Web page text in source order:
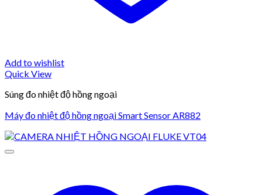
Add to wishlist
Quick View
Súng đo nhiệt độ hồng ngoại
Máy đo nhiệt độ hồng ngoại Smart Sensor AR882